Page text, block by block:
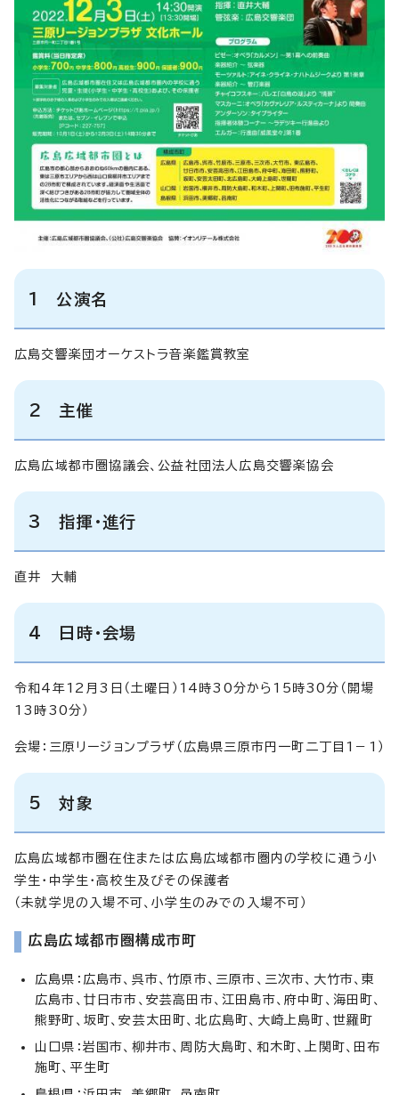
1 公演名
広島交響楽団オーケストラ音楽鑑賞教室
2 主催
広島広域都市圏協議会、公益社団法人広島交響楽協会
3 指揮・進行
直井 大輔
4 日時・会場
令和4年12月3日（土曜日）14時30分から15時30分（開場
13時30分）
会場：三原リージョンプラザ（広島県三原市円一町二丁目1－1）
5 対象
広島広域都市圏在住または広島広域都市圏内の学校に通う小
学生・中学生・高校生及びその保護者
（未就学児の入場不可、小学生のみでの入場不可）
広島広域都市圏構成市町
広島県：広島市、呉市、竹原市、三原市、三次市、大竹市、東
広島市、廿日市市、安芸高田市、江田島市、府中町、海田町、
熊野町、坂町、安芸太田町、北広島町、大崎上島町、世羅町
山口県：岩国市、柳井市、周防大島町、和木町、上関町、田布
施町、平生町